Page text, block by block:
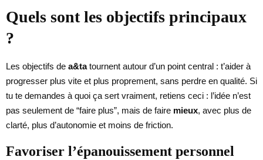
Quels sont les objectifs principaux
?
Les objectifs de a&tatournent autour d’un point central : t’aider à
progresser plus vite et plus proprement, sans perdre en qualité. Si
tu te demandes à quoi ça sert vraiment, retiens ceci : l’idée n’est
pas seulement de “faire plus”, mais de faire mieux, avec plus de
clarté, plus d’autonomie et moins de friction.
Favoriser l’épanouissement personnel